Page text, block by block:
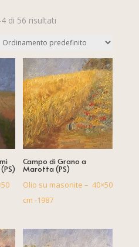
di 56 risultati
Campo di Grano a
Marotta (PS)
Olio su masonite – 40×50
cm -1987